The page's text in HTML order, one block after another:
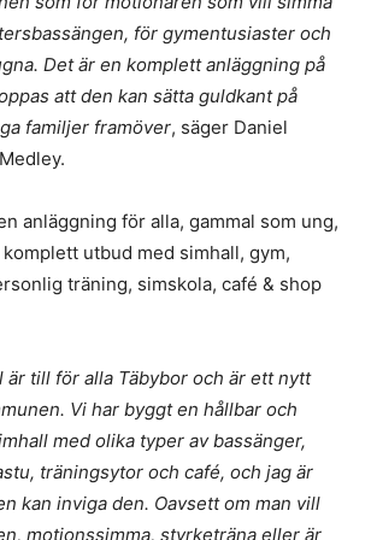
för gymentusiaster och
Det är en komplett anläggning på
att den kan sätta guldkant på
familjer framöver, säger Daniel
anläggning för alla, gammal som ung,
utbud med simhall, gym,
träning, simskola, café & shop
är till för alla Täbybor och är ett nytt
Vi har byggt en hållbar och
med olika typer av bassänger,
träningsytor och café, och jag är
kan inviga den. Oavsett om man vill
motionssimma, styrketräna eller är